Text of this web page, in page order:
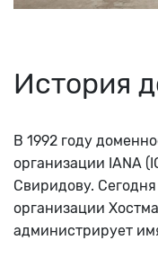
История
В 1992 году
организации IANA
Свиридову.
организации
администрирует